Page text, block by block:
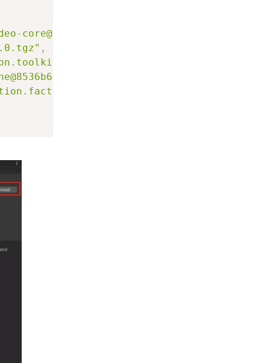
core@3.2.80.tgz"
,